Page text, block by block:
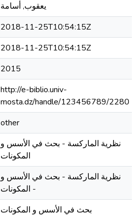
يعقوب, أسامة
2018-11-25T10:54:15Z
2018-11-25T10:54:15Z
2015
http://e-biblio.univ-
mosta.dz/handle/123456789/2280
other
نظرية الماركسة - بحث في الأسس و
المكونات
نظرية الماركسة - بحث في الأسس و
المكونات -
بحث في الأسس و المكونات